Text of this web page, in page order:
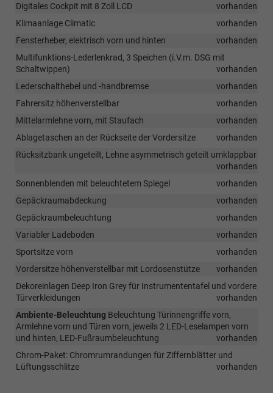
Digitales Cockpit mit 8 Zoll LCD
vorhanden
Klimaanlage Climatic
vorhanden
Fensterheber, elektrisch vorn und hinten
vorhanden
Multifunktions-Lederlenkrad, 3 Speichen (i.V.m. DSG mit
Schaltwippen)
vorhanden
Lederschalthebel und -handbremse
vorhanden
Fahrersitz höhenverstellbar
vorhanden
Mittelarmlehne vorn, mit Staufach
vorhanden
Ablagetaschen an der Rückseite der Vordersitze
vorhanden
Rücksitzbank ungeteilt, Lehne asymmetrisch geteilt umklappbar
vorhanden
Sonnenblenden mit beleuchtetem Spiegel
vorhanden
Gepäckraumabdeckung
vorhanden
Gepäckraumbeleuchtung
vorhanden
Variabler Ladeboden
vorhanden
Sportsitze vorn
vorhanden
Vordersitze höhenverstellbar mit Lordosenstütze
vorhanden
Dekoreinlagen Deep Iron Grey für Instrumententafel und vordere
Türverkleidungen
vorhanden
Ambiente-Beleuchtung Beleuchtung Türinnengriffe vorn,
Armlehne vorn und Türen vorn, jeweils 2 LED-Leselampen vorn
und hinten, LED-Fußraumbeleuchtung
vorhanden
Chrom-Paket: Chromrumrandungen für Ziffernblätter und
Lüftungsschlitze
vorhanden